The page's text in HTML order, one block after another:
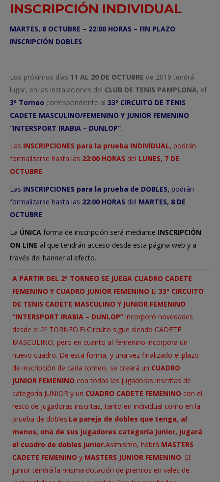
INSCRIPCIÓN INDIVIDUAL
MARTES, 8 OCTUBRE – 22:00 HORAS – FIN PLAZO
INSCRIPCIÓN DOBLES
Los próximos días 11 AL 20 DE OCTUBRE de 2019 tendrá
lugar, en las instalaciones del CLUB DE TENIS PAMPLONA, el
3º Torneo correspondiente al 33º CIRCUITO DE TENIS
CADETE MASCULINO/FEMENINO Y JUNIOR FEMENINO
“INTERSPORT IRABIA – DUNLOP”.
Las INSCRIPCIONES para la prueba INDIVIDUAL, podrán
formalizarse hasta las 22:00 HORAS del LUNES, 7 DE
OCTUBRE.
Las INSCRIPCIONES para la prueba de DOBLES, podrán
formalizarse hasta las 22:00 HORAS del MARTES, 8 DE
OCTUBRE.
La ÚNICA forma de inscripción será mediante INSCRIPCIÓN
ON LINE al que tendrán acceso desde esta página web y a
través del banner al efecto.
A PARTIR DEL 2º TORNEO SE JUEGA CUADRO CADETE
FEMENINO Y CUADRO JUNIOR FEMENINO El 33º CIRCUITO
DE TENIS CADETE MASCULINO Y JUNIOR FEMENINO
“INTERSPORT IRABIA – DUNLOP” incorporó novedades
desde el 2º TORNEO.El Circuito sigue siendo CADETE
MASCULINO, pero en cuanto al femenino incorpora un
nuevo cuadro. De esta forma, y una vez finalizado el plazo
de inscripción de cada torneo, se creará un CUADRO
JUNIOR FEMENINO con todas las jugadoras inscritas de
categoría JUNIOR y un CUADRO CADETE FEMENINO con el
resto de jugadoras inscritas, tanto en individual como en la
prueba de dobles.La pareja de dobles que tenga, al
menos, una de sus jugadores categoría junior, jugará
el cuadro de dobles junior.Asimismo, habrá MASTERS
CADETE FEMENINO y MASTERS JUNIOR FEMENINO. El
junior tendrá la misma dotación de premios en vales de